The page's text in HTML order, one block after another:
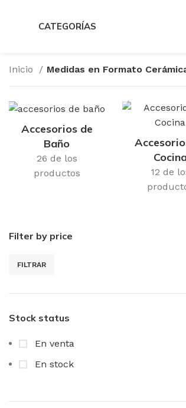
CATEGORÍAS
Inicio Medidas en Formato
Accesorios de
Baño
26 de los
productos
12 de
Filter by price
FILTRAR
Stock status
En venta
En stock